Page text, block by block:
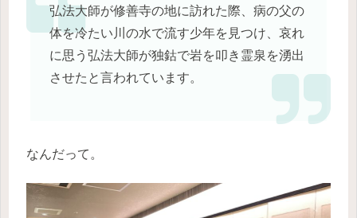
弘法大師が修善寺の地に訪れた際、病の父の
体を冷たい川の水で流す少年を見つけ、哀れ
に思う弘法大師が独鈷で岩を叩き霊泉を湧出
させたと言われています。
なんだって。